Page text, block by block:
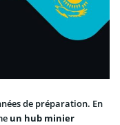
de préparation. En
un hub minier